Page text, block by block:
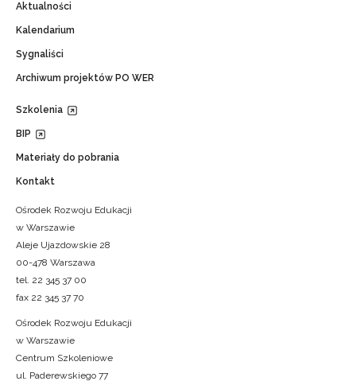
Aktualności
Kalendarium
Sygnaliści
Archiwum projektów PO WER
Szkolenia
BIP
Materiały do pobrania
Kontakt
Ośrodek Rozwoju Edukacji
w Warszawie
Aleje Ujazdowskie 28
00-478 Warszawa
tel. 22 345 37 00
fax 22 345 37 70
Ośrodek Rozwoju Edukacji
w Warszawie
Centrum Szkoleniowe
ul. Paderewskiego 77